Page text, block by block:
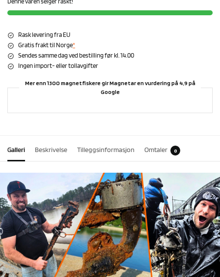
Rask levering fra EU
Gratis frakt til Norge*
Sendes samme dag ved bestilling før kl. 14.00
Ingen import- eller tollavgifter
Mer enn 1300 magnetfiskere gir Magnetar en vurdering på 4,9 på
Google
Galleri Beskrivelse Tilleggsinformasjon Omtaler 0